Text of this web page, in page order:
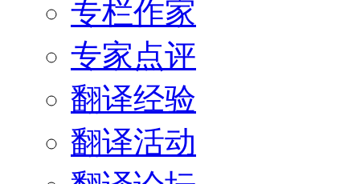
专栏作家
专家点评
翻译经验
翻译活动